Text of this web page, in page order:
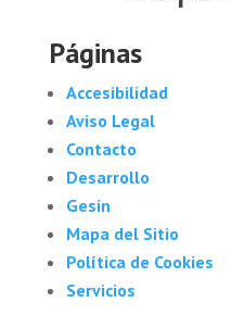
Páginas
Accesibilidad
Aviso Legal
Contacto
Desarrollo
Gesin
Mapa del Sitio
Política de Cookies
Servicios